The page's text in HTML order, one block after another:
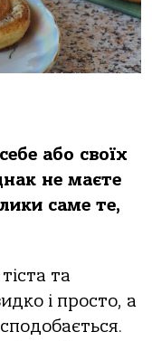
або своїх
не маєте
саме те,
та
і просто, а